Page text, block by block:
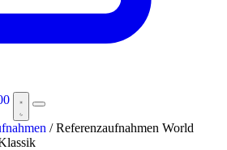
/ Referenzaufnahmen World